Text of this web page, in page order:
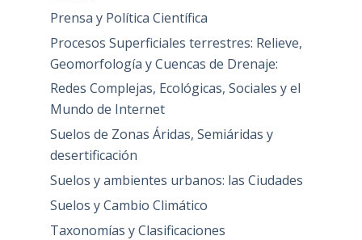
Prensa y Política Científica
Procesos Superficiales terrestres: Relieve,
Geomorfología y Cuencas de Drenaje:
Redes Complejas, Ecológicas, Sociales y el
Mundo de Internet
Suelos de Zonas Áridas, Semiáridas y
desertificación
Suelos y ambientes urbanos: las Ciudades
Suelos y Cambio Climático
Taxonomías y Clasificaciones